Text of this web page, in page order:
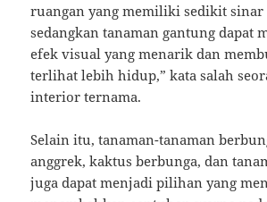
ruangan yang memiliki sedikit sinar
sedangkan tanaman gantung dapat
efek visual yang menarik dan
terlihat lebih hidup,” kata salah
interior ternama.
Selain itu, tanaman-tanaman
anggrek, kaktus berbunga, dan
juga dapat menjadi pilihan yang